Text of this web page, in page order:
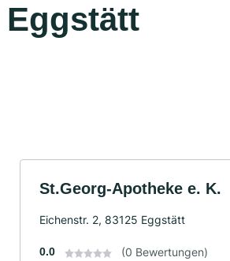
St.Georg-Apotheke e. K.
Eichenstr. 2, 83125 Eggstätt
0.0 (0 Bewertungen)